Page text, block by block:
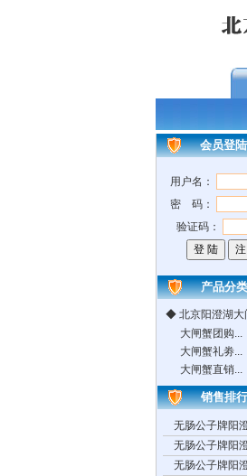
会员登陆
用户名：
密 码：
验证码：
产品分类
◆ 北京阳澄湖大
大闸蟹团购...
大闸蟹礼劵...
大闸蟹直销...
销售排行
无肠公子牌阳
无肠公子牌阳
无肠公子牌阳